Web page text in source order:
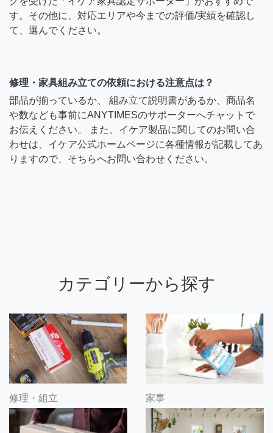
す。その他に、対応エリアや今までの評価/実績を確認し
て、選んでください。
修理・家具組み立ての依頼における注意点は？
部品が揃っているか、 組み立て説明書があるか、商品名
や数なども事前にANYTIMESのサポーターへチャットで
お伝えください。 また、イケア製品に関してのお問い合
わせは、イケア公式ホームページに各種情報が記載してあ
りますので、そちらへお問い合わせください。
カテゴリーから探す
修理・組立 家事